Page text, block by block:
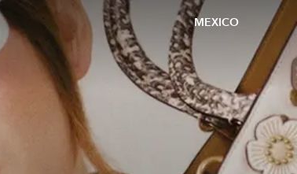
MEXICO